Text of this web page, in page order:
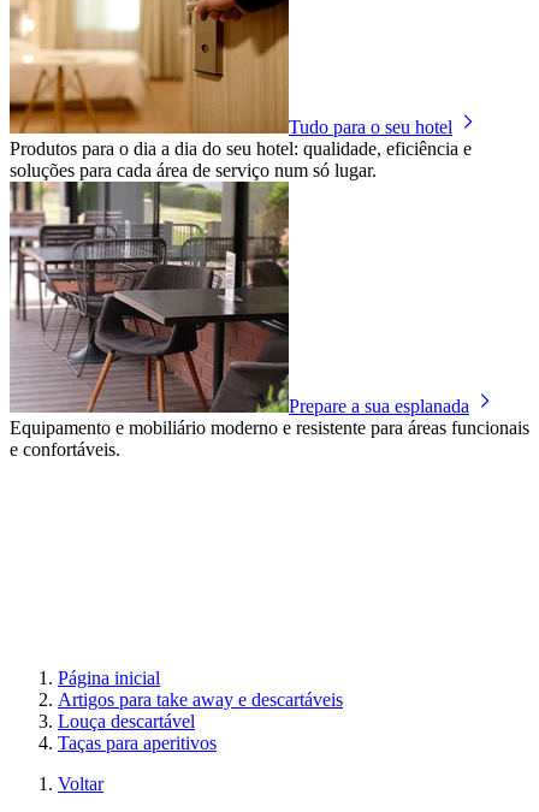
Tudo para o seu hotel
Produtos para o dia a dia do seu hotel: qualidade, eficiência e
soluções para cada área de serviço num só lugar.
Prepare a sua esplanada
Equipamento e mobiliário moderno e resistente para áreas funcionais
e confortáveis.
Página inicial
Artigos para take away e descartáveis
Louça descartável
Taças para aperitivos
Voltar